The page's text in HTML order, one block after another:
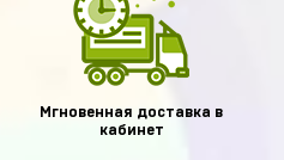
Мгновенная доставка в
кабинет